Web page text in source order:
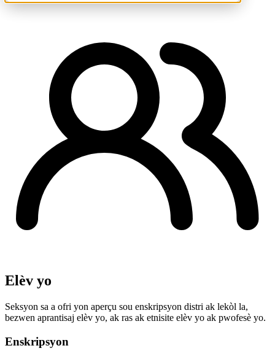
Elèv yo
Seksyon sa a ofri yon aperçu sou enskripsyon distri ak lekòl la,
bezwen aprantisaj elèv yo, ak ras ak etnisite elèv yo ak pwofesè yo.
Enskripsyon